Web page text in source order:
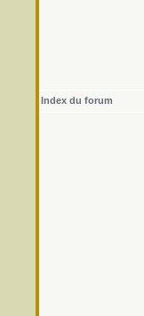
Index du forum